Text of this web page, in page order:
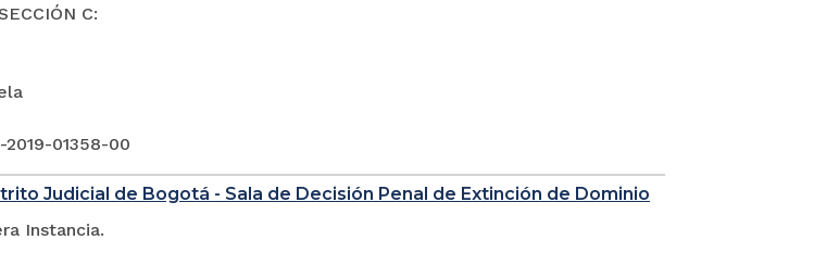
C:
2019-01358-00
Judicial de Bogotá - Sala de Decisión Penal de Extinción de Dominio
Instancia.